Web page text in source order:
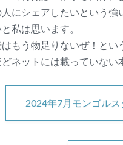
にシェアしたいという
私は思います。
もう物足りないぜ！と
ネットには載っていない
2024年7月モンゴル